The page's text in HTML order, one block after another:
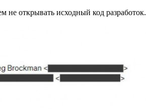
не открывать исходный код разработок.